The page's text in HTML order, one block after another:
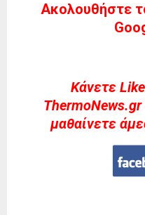
Ακολουθήστε
Kάνετε
ThermoNews.gr
μαθαίνετε